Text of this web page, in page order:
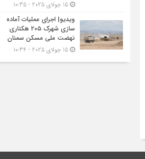
ویدیو| اجرای عملیات آماده
سازی شهرک ۲۰۵ هکتاری
نهضت ملی مسکن سمنان